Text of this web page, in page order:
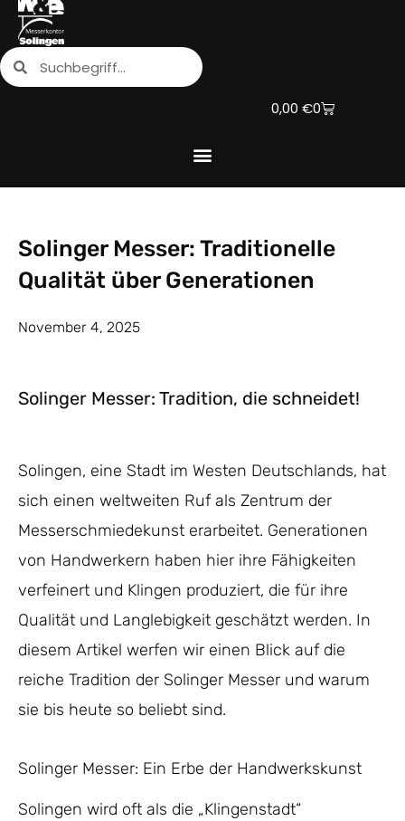
Zum
Inhalt
springen
SucheSuche
0,00 €0
Warenkorb
Solinger Messer: Traditionelle
Qualität über Generationen
November 4, 2025
Solinger Messer: Tradition, die schneidet!
Solingen, eine Stadt im Westen Deutschlands, hat
sich einen weltweiten Ruf als Zentrum der
Messerschmiedekunst erarbeitet. Generationen
von Handwerkern haben hier ihre Fähigkeiten
verfeinert und Klingen produziert, die für ihre
Qualität und Langlebigkeit geschätzt werden. In
diesem Artikel werfen wir einen Blick auf die
reiche Tradition der Solinger Messer und warum
sie bis heute so beliebt sind.
Solinger Messer: Ein Erbe der Handwerkskunst
Solingen wird oft als die „Klingenstadt“